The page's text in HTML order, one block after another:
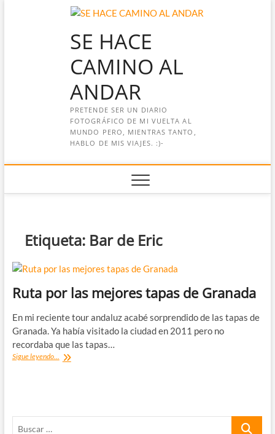
SE HACE
CAMINO AL
ANDAR
PRETENDE SER UN DIARIO
FOTOGRÁFICO DE MI VUELTA AL
MUNDO PERO, MIENTRAS TANTO,
HABLO DE MIS VIAJES. :)-
Etiqueta: Bar de Eric
Ruta por las mejores tapas de Granada
En mi reciente tour andaluz acabé sorprendido de las tapas de
Granada. Ya había visitado la ciudad en 2011 pero no
recordaba que las tapas…
Sigue leyendo... Ruta
Buscar